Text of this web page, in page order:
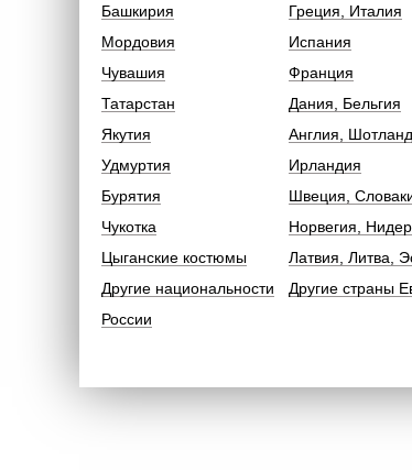
Греция, Италия
Испания
Франция
Дания, Бельгия
Англия,
Ирландия
Швеция,
Норвегия,
Латвия, Литва,
Другие страны
Башкирия
Мордовия
Чувашия
Татарстан
Якутия
Удмуртия
Бурятия
Чукотка
Цыганские костюмы
Другие национальности
России